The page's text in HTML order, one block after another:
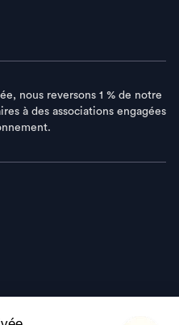
nous reversons 1 % de notre
à des associations engagées